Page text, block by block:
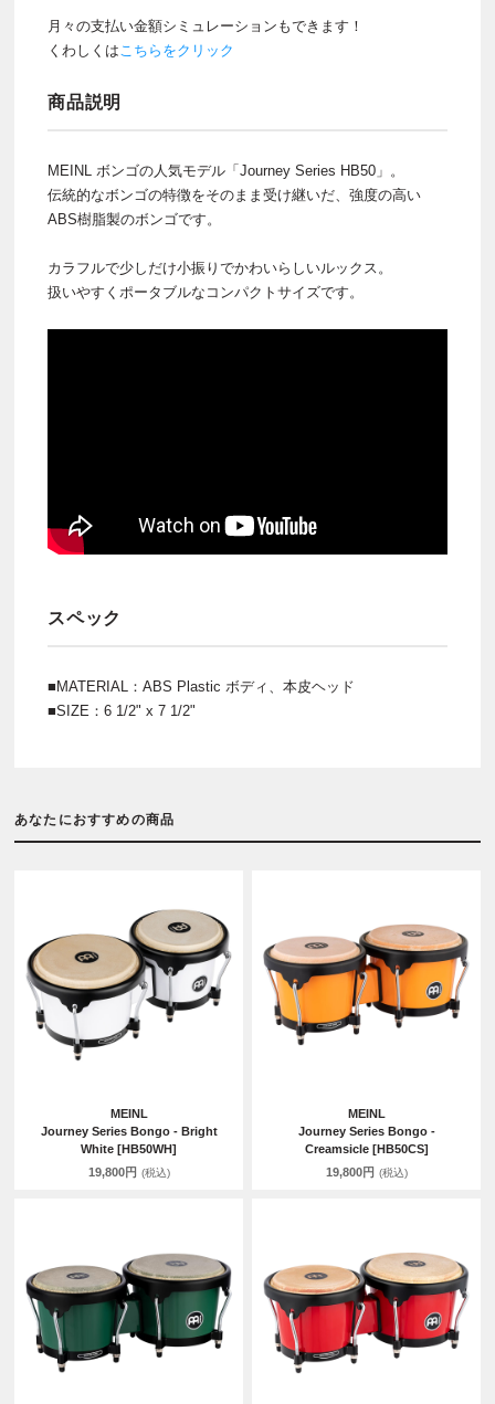
月々の支払い金額シミュレーションもできます！
くわしくはこちらをクリック
商品説明
MEINL ボンゴの人気モデル「Journey Series HB50」。
伝統的なボンゴの特徴をそのまま受け継いだ、強度の高い
ABS樹脂製のボンゴです。
カラフルで少しだけ小振りでかわいらしいルックス。
扱いやすくポータブルなコンパクトサイズです。
スペック
■MATERIAL：ABS Plastic ボディ、本皮ヘッド
■SIZE：6 1/2" x 7 1/2"
あなたにおすすめの商品
MEINL
Journey Series Bongo - Bright
White [HB50WH]
19,800円 (税込)
MEINL
Journey Series Bongo -
Creamsicle [HB50CS]
19,800円 (税込)